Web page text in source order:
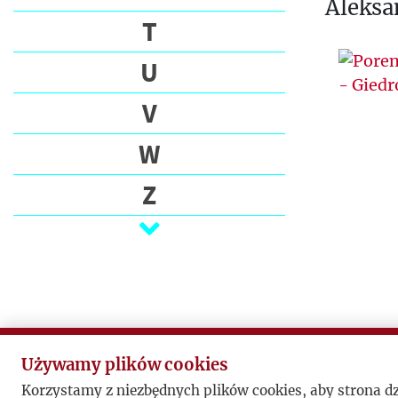
T
U
V
W
Z
Ż
Używamy plików cookies
Korzystamy z niezbędnych plików cookies, aby strona